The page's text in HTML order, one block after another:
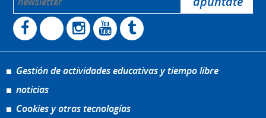
Gestión de actividades educativas y tiempo libre
noticias
Cookies y otras tecnologías